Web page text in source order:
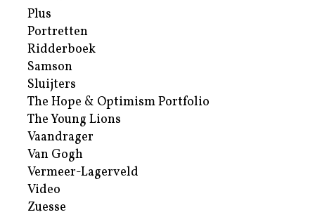
Plus
Portretten
Ridderboek
Samson
Sluijters
The Hope & Optimism Portfolio
The Young Lions
Vaandrager
Van Gogh
Vermeer-Lagerveld
Video
Zuesse